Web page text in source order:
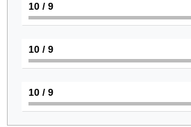
9
/ 10
9
/ 10
9
/ 10